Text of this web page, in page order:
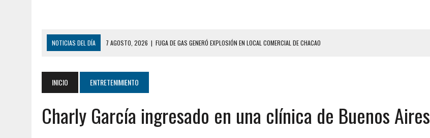
NOTICIAS DEL DÍA 7 AGOSTO, 2026 | FUGA DE GAS GENERÓ EXPLOSIÓN EN LOCAL COMERCIAL DE CHACAO
7 AGOSTO, 2026 | LOCALIZARON CUERPO DE ‘LA SEÑORA DE LAS UÑAS BONITAS’ 42 DÍAS DESPUÉS DE LOS TERREMOTOS EN LA GUAIRA
6 AGOSTO, 2026 |
MISTERIOSA MUERTE DE MODELO EN MONAGAS: HALLARON EL CUERPO DENTRO DE SU CASA
6 AGOSTO, 2026 | BARINAS: ADOLESCENTE SE QUITÓ LA VIDA TRAS SER ACOSADA Y ABUSADA POR LA PAREJA DE SU ABUELA
INICIO ENTRETENIMIENTO
Charly García ingresado en una clínica de Buenos Aires